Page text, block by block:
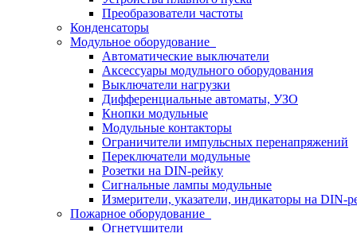
Преобразователи частоты
Конденсаторы
Модульное оборудование
Автоматические выключатели
Аксессуары модульного оборудования
Выключатели нагрузки
Дифференциальные автоматы, УЗО
Кнопки модульные
Модульные контакторы
Ограничители импульсных перенапряжений
Переключатели модульные
Розетки на DIN-рейку
Сигнальные лампы модульные
Измерители, указатели, индикаторы на DIN-
Пожарное оборудование
Огнетушители